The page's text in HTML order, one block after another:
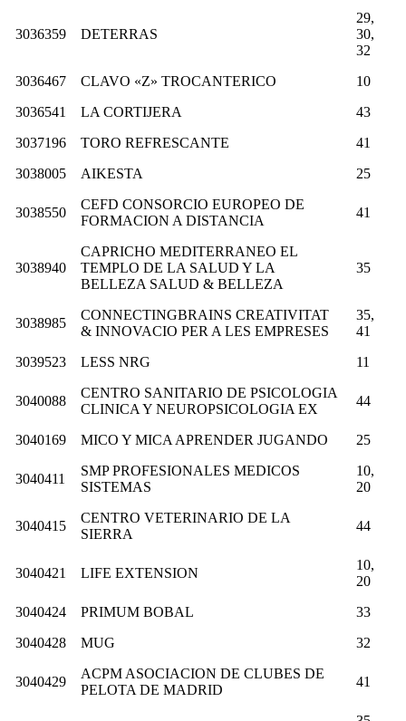
3036359 DETERRAS
29,
30,
32
3036467
CLAVO «Z» TROCANTERICO
10
3036541
LA CORTIJERA
43
3037196
TORO REFRESCANTE
41
3038005
AIKESTA 25
3038550
CEFD CONSORCIO EUROPEO DE
FORMACION A DISTANCIA
41
3038940
CAPRICHO MEDITERRANEO EL
TEMPLO DE LA SALUD Y LA
BELLEZA SALUD & BELLEZA
35
3038985
CONNECTINGBRAINS CREATIVITAT
& INNOVACIO PER A LES EMPRESES
35,
41
3039523
LESS NRG 11
3040088
CENTRO SANITARIO DE PSICOLOGIA
CLINICA Y NEUROPSICOLOGIA EX
44
3040169 MICO Y MICA APRENDER JUGANDO 25
3040411
SMP PROFESIONALES MEDICOS
SISTEMAS
10,
20
3040415
CENTRO VETERINARIO DE LA
SIERRA
44
3040421 LIFE EXTENSION
10,
20
3040424
PRIMUM BOBAL
33
3040428
MUG 32
3040429
ACPM ASOCIACION DE CLUBES DE
PELOTA DE MADRID
41